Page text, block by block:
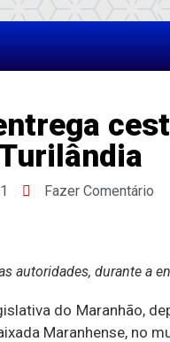
Fazer Comentário
autoridades, durante a
do Maranhão,
Maranhense, no